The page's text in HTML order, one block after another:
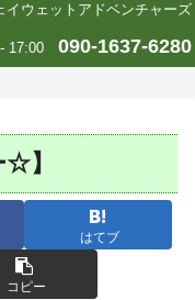
イウェットアドベンチャーズ
17:00 090-1637-6280
】
はてブ
コピー